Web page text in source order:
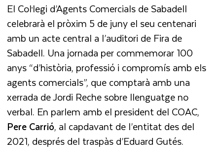
El Col·legi d’Agents Comercials de Sabadell
celebrarà el pròxim 5 de juny el seu centenari
amb un acte central a l’auditori de Fira de
Sabadell. Una jornada per commemorar 100
anys “d’història, professió i compromís amb els
agents comercials”, que comptarà amb una
xerrada de Jordi Reche sobre llenguatge no
verbal. En parlem amb el president del COAC,
Pere Carrió, al capdavant de l’entitat des del
2021, després del traspàs d’Eduard Gutés.